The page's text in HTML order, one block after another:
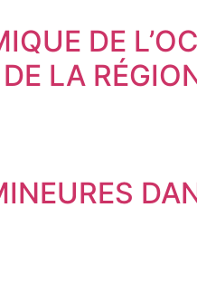
DE
LA